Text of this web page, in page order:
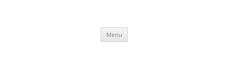
Menu Aller au contenu principal